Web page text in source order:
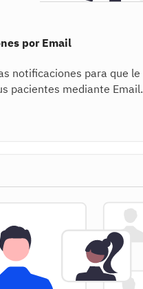
por Email
notificaciones para que le
pacientes mediante Email.